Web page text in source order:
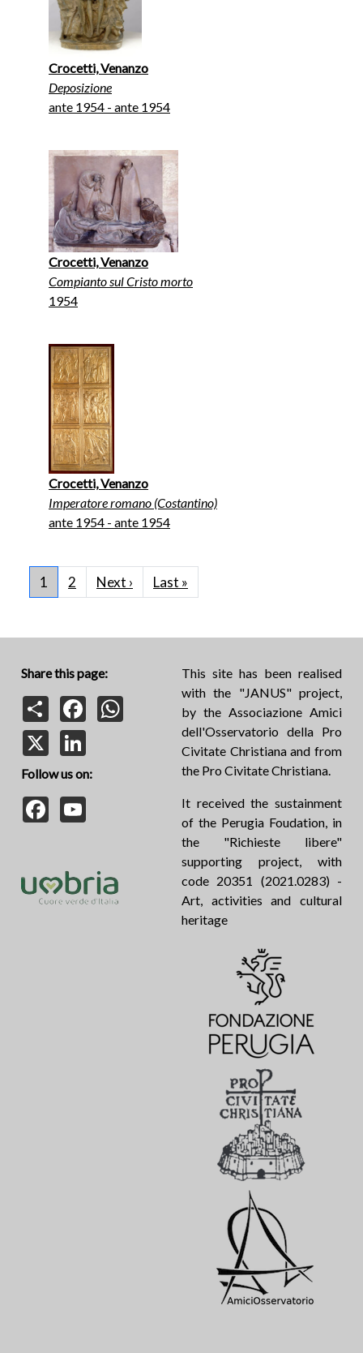
Crocetti, Venanzo
Deposizione
ante 1954 - ante 1954
Crocetti, Venanzo
Compianto sul Cristo morto
1954
Crocetti, Venanzo
Imperatore romano (Costantino)
ante 1954 - ante 1954
1 2 Next › Next page
Last »
Share this page:
Share
Facebook
Follow us on:
Facebook
This site has been realised
with the "JANUS" project,
by the Associazione Amici
dell'Osservatorio della Pro
Civitate Christiana and from
the Pro Civitate Christiana.
It received the sustainment
of the Perugia Foudation, in
the "Richieste libere"
supporting project, with
code 20351 (2021.0283) -
Art, activities and cultural
heritage